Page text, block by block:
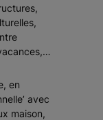
en
avec
maison,